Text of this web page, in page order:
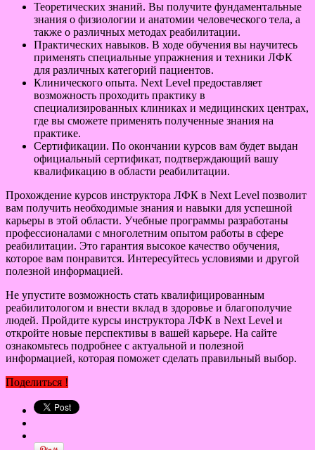
Теоретических знаний. Вы получите фундаментальные
знания о физиологии и анатомии человеческого тела, а
также о различных методах реабилитации.
Практических навыков. В ходе обучения вы научитесь
применять специальные упражнения и техники ЛФК
для различных категорий пациентов.
Клинического опыта. Next Level предоставляет
возможность проходить практику в
специализированных клиниках и медицинских центрах,
где вы сможете применять полученные знания на
практике.
Сертификации. По окончании курсов вам будет выдан
официальный сертификат, подтверждающий вашу
квалификацию в области реабилитации.
Прохождение курсов инструктора ЛФК в Next Level позволит
вам получить необходимые знания и навыки для успешной
карьеры в этой области. Учебные программы разработаны
профессионалами с многолетним опытом работы в сфере
реабилитации. Это гарантия высокое качество обучения,
которое вам понравится. Интересуйтесь условиями и другой
полезной информацией.
Не упустите возможность стать квалифицированным
реабилитологом и внести вклад в здоровье и благополучие
людей. Пройдите курсы инструктора ЛФК в Next Level и
откройте новые перспективы в вашей карьере. На сайте
ознакомьтесь подробнее с актуальной и полезной
информацией, которая поможет сделать правильный выбор.
Поделиться !